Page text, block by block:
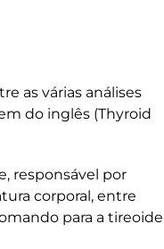
as várias análises
do inglês (Thyroid
responsável por
corporal, entre
para a tireoide